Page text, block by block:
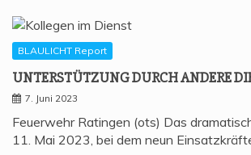
BLAULICHT Report
UNTER­STÜT­ZUNG DURCH ANDE­RE
7. Juni 2023
Feuerwehr Ratingen (ots) Das
11. Mai 2023, bei dem neun